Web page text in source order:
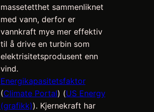
massetetthet sammenliknet
med vann, derfor er
vannkraft mye mer effektiv
til å drive en turbin som
elektrisitetsprodusent enn
vind.
Energikapasitetsfaktor
(Climate Portal) (US Energy
(grafikk)). Kjernekraft har